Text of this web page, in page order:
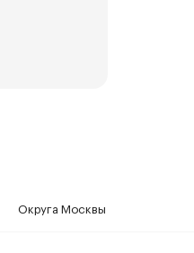
Округа Москвы